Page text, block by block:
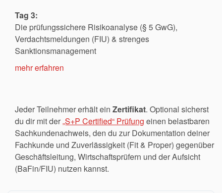
Tag 3:
Die prüfungssichere Risikoanalyse (§ 5 GwG),
Verdachtsmeldungen (FIU) & strenges
Sanktionsmanagement
mehr erfahren
Jeder Teilnehmer erhält ein Zertifikat. Optional sicherst
du dir mit der„S+P Certified“ Prüfung einen belastbaren
Sachkundenachweis, den du zur Dokumentation deiner
Fachkunde und Zuverlässigkeit (Fit & Proper) gegenüber
Geschäftsleitung, Wirtschaftsprüfern und der Aufsicht
(BaFin/FIU) nutzen kannst.